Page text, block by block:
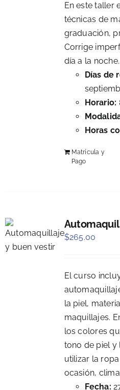
En este taller
técnicas de
graduación,
Corrige
día a la noche.
Días de
Horario:
Horas
Matrícula y
Pago
$265.00
El curso
la piel,
maquillajes.
los colores
tono de piel y
utilizar la
ocasión,
Fecha: